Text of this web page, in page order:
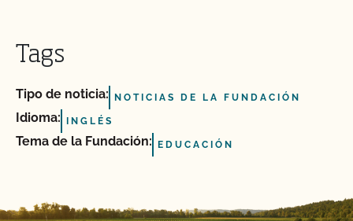
Tags
Tipo de noticia: NOTICIAS DE LA FUNDACIÓN
Idioma: INGLÉS
Tema de la Fundación: EDUCACIÓN